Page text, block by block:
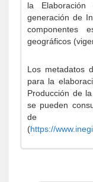
la
generación de
componentes
geográficos
Los metadatos
para la
Producción de
se pueden
de
(https://